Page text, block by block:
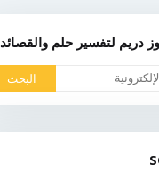
دريم لتفسير حلم والقصائد